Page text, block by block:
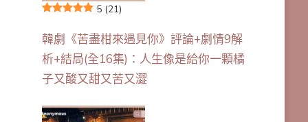
5 (21)
韓劇《苦盡柑來遇見你》評論+劇情9解
析+結局(全16集)：人生像是給你一顆橘
子又酸又甜又苦又澀